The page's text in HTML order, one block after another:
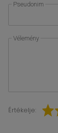
Pseudonim
Vélemény
Értékelje: